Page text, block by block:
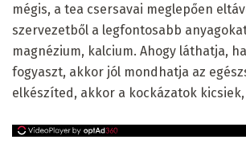
mégis, a tea csersavai meglepően
szervezetből a legfontosabb
magnézium, kalcium. Ahogy láthatja,
fogyaszt, akkor jól mondhatja az
elkészíted, akkor a kockázatok